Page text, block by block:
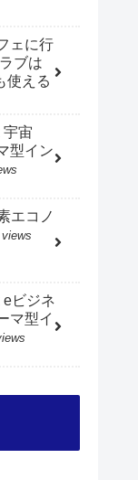
ェに行
ブは
使える
宇宙
型イン
エコノ
eビジネ
マ型イ